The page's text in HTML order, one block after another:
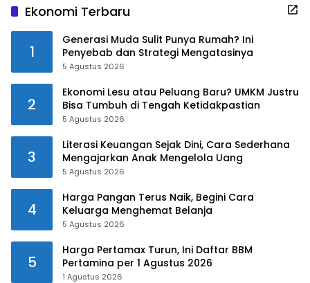
Ekonomi Terbaru
1
Generasi Muda Sulit Punya Rumah? Ini
Penyebab dan Strategi Mengatasinya
5 Agustus 2026
2
Ekonomi Lesu atau Peluang Baru? UMKM Justru
Bisa Tumbuh di Tengah Ketidakpastian
5 Agustus 2026
3
Literasi Keuangan Sejak Dini, Cara Sederhana
Mengajarkan Anak Mengelola Uang
5 Agustus 2026
4
Harga Pangan Terus Naik, Begini Cara
Keluarga Menghemat Belanja
5 Agustus 2026
5
Harga Pertamax Turun, Ini Daftar BBM
Pertamina per 1 Agustus 2026
1 Agustus 2026